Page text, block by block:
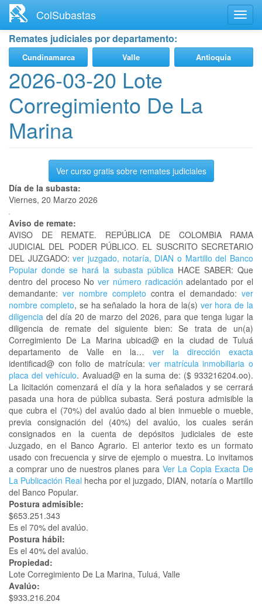
contenido
principal
ColSubastas
Remates judiciales por departamento:
Cundinamarca Valle Antioquia
2026-03-20 Lote
Corregimiento De La
Marina
Ver curso gratis sobre remates judiciales
Día de la subasta:
Viernes, 20 Marzo 2026
Aviso de remate:
AVISO DE REMATE. REPÚBLICA DE COLOMBIA RAMA
JUDICIAL DEL PODER PÚBLICO. EL SUSCRITO SECRETARIO
DEL JUZGADO: ver juzgado, notaría, DIAN o Martillo del Banco
Popular donde se hará la subasta públicaHACE SABER: Que
dentro del proceso Nover número radicación adelantado por el
demandante: ver nombre completo contra el demandado: ver
nombre completo, se ha señalado la hora de la(s) ver hora de la
diligencia del día 20 de marzo del 2026, para que tenga lugar la
diligencia de remate del siguiente bien: Se trata de un(a)
Corregimiento De La Marina ubicad@ en la ciudad de Tuluá
departamento de Valle en la… ver la dirección exacta
identificad@ con folio de matrícula:ver matrícula inmobiliaria o
placa del vehículo. Avaluad@ en la suma de: ($ 933216204.oo).
La licitación comenzará el día y la hora señalados y se cerrará
pasada una hora de pública subasta. Será postura admisible la
que cubra el (70%) del avalúo dado al bien inmueble o mueble,
previa consignación del (40%) del avalúo, los cuales serán
consignados en la cuenta de depósitos judiciales de este
Juzgado, en el Banco Agrario. El anterior texto es un formato
usado con frecuencia y sirve de ejemplo o muestra. Lo invitamos
a comprar uno de nuestros planes para Ver La Copia Exacta De
La Publicación Real hecha por el juzgado, DIAN, notaría o Martillo
del Banco Popular.
Postura admisible:
$653.251.343
Es el 70% del avalúo.
Postura hábil:
Es el 40% del avalúo.
Propiedad:
Lote Corregimiento De La Marina, Tuluá, Valle
Avalúo:
$933.216.204